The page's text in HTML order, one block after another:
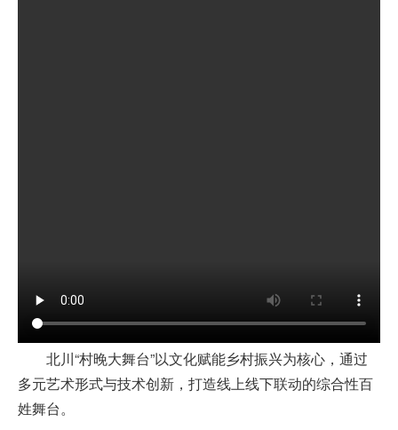
北川“村晚大舞台”以文化赋能乡村振兴为核心，通过
多元艺术形式与技术创新，打造线上线下联动的综合性百
姓舞台。